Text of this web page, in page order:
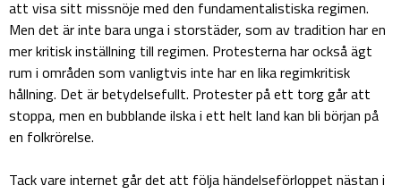
att visa sitt missnöje med den fundamentalistiska regimen.
Men det är inte bara unga i storstäder, som av tradition har en
mer kritisk inställning till regimen. Protesterna har också ägt
rum i områden som vanligtvis inte har en lika regimkritisk
hållning. Det är betydelsefullt. Protester på ett torg går att
stoppa, men en bubblande ilska i ett helt land kan bli början på
en folkrörelse.
Tack vare internet går det att följa händelseförloppet nästan i